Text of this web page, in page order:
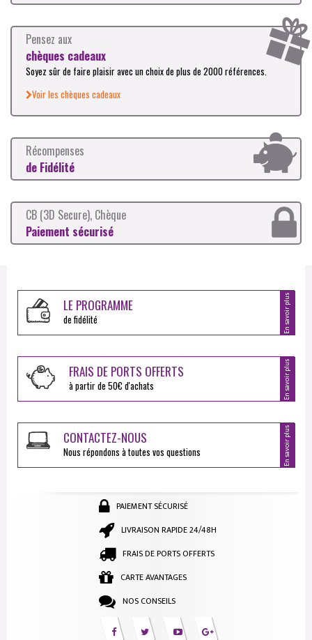
Pensez aux
chèques cadeaux
Soyez sûr de faire plaisir avec un choix de plus de 2000 références.
Voir les chèques cadeaux
Récompenses
de Fidélité
CB (3D Secure), Chèque
Paiement sécurisé
LE PROGRAMME
de fidélité En savoir plus
FRAIS DE PORTS OFFERTS
à partir de 50€ d'achats En savoir plus
CONTACTEZ-NOUS
Nous répondons à toutes vos questions En savoir plus
PAIEMENT SÉCURISÉ
LIVRAISON RAPIDE 24/48H
FRAIS DE PORTS OFFERTS
CARTE AVANTAGES
NOS CONSEILS